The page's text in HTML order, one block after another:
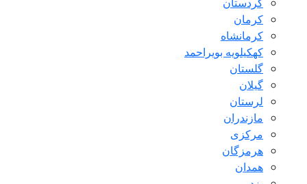
کرمان
کرمانشاه
کهکیلویه بویراحمد
گلستان
گیلان
لرستان
مازندران
مرکزی
هرمزگان
همدان